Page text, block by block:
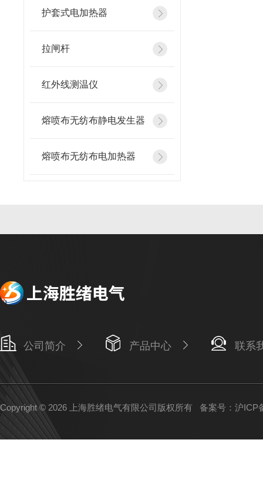
护套式电加热器
拉闸杆
红外线测温仪
熔喷布无纺布静电发生器
熔喷布无纺布电加热器
公司简介 产品中心 联系
Copyright © 2026 上海胜绪电气有限公司版权所有 备案号：沪ICP